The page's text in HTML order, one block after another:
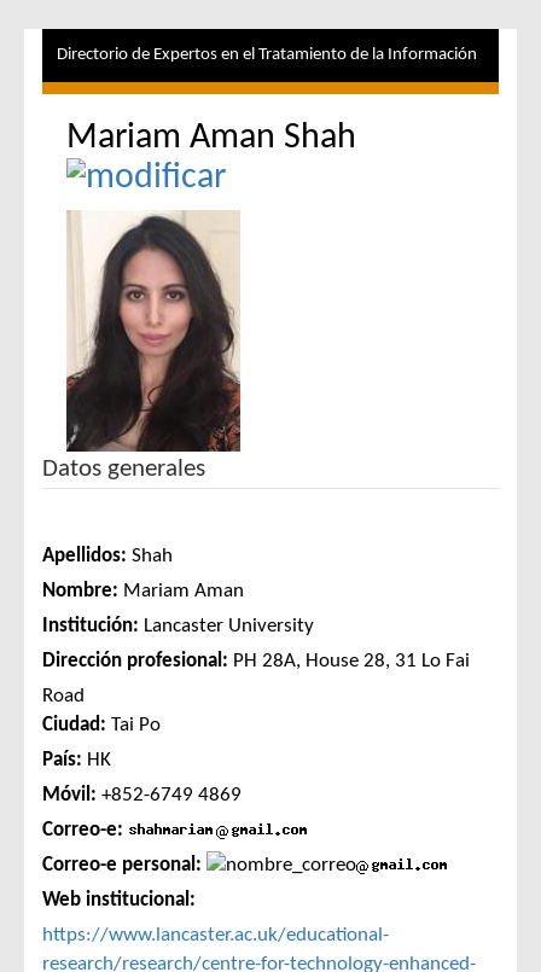
Directorio de Expertos en el Tratamiento de la Información
Mariam Aman Shah
Datos generales
Apellidos: Shah
Nombre: Mariam Aman
Institución: Lancaster University
Dirección profesional: PH 28A, House 28, 31 Lo Fai
Road
Ciudad: Tai Po
País: HK
Móvil: +852-6749 4869
Correo-e:
Correo-e personal:
Web institucional:
https://www.lancaster.ac.uk/educational-
research/research/centre-for-technology-enhanced-